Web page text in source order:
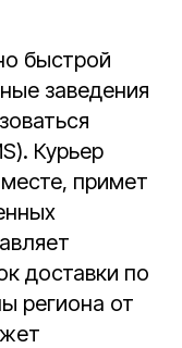
быстрой
заведения
Курьер
примет
доставки по
региона от